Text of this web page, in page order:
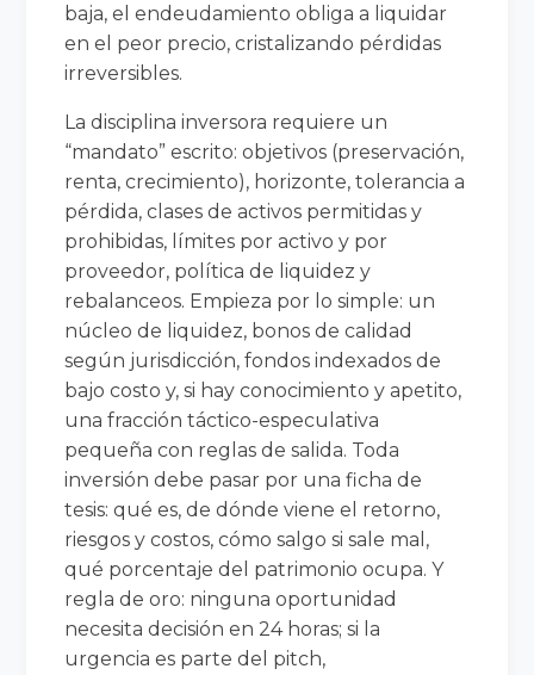
baja, el endeudamiento obliga a liquidar
en el peor precio, cristalizando pérdidas
irreversibles.
La disciplina inversora requiere un
“mandato” escrito: objetivos (preservación,
renta, crecimiento), horizonte, tolerancia a
pérdida, clases de activos permitidas y
prohibidas, límites por activo y por
proveedor, política de liquidez y
rebalanceos. Empieza por lo simple: un
núcleo de liquidez, bonos de calidad
según jurisdicción, fondos indexados de
bajo costo y, si hay conocimiento y apetito,
una fracción táctico-especulativa
pequeña con reglas de salida. Toda
inversión debe pasar por una ficha de
tesis: qué es, de dónde viene el retorno,
riesgos y costos, cómo salgo si sale mal,
qué porcentaje del patrimonio ocupa. Y
regla de oro: ninguna oportunidad
necesita decisión en 24 horas; si la
urgencia es parte del pitch,